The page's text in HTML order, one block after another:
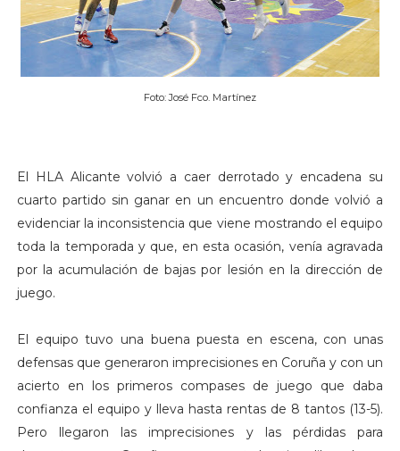
Foto: José Fco. Martínez
El HLA Alicante volvió a caer derrotado y encadena su
cuarto partido sin ganar en un encuentro donde volvió a
evidenciar la inconsistencia que viene mostrando el equipo
toda la temporada y que, en esta ocasión, venía agravada
por la acumulación de bajas por lesión en la dirección de
juego.
El equipo tuvo una buena puesta en escena, con unas
defensas que generaron imprecisiones en Coruña y con un
acierto en los primeros compases de juego que daba
confianza el equipo y lleva hasta rentas de 8 tantos (13-5).
Pero llegaron las imprecisiones y las pérdidas para